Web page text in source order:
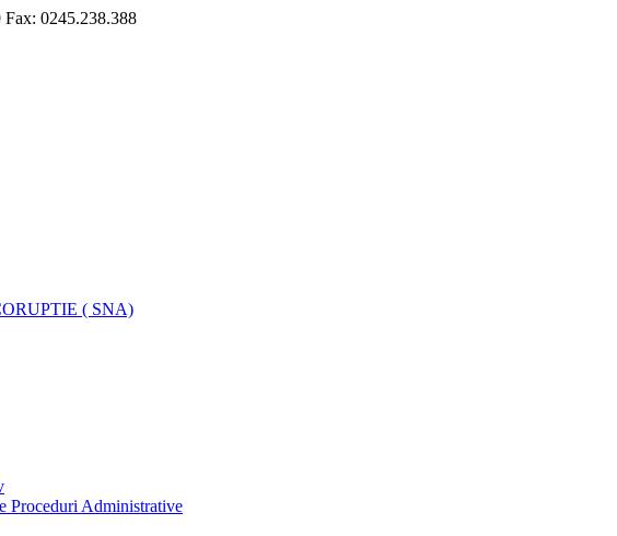
Fax: 0245.238.388
( SNA)
Proceduri Administrative